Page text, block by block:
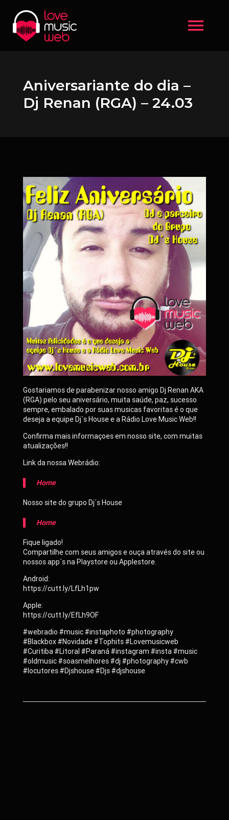
menu
Aniversariante do dia –
Dj Renan (RGA) – 24.03
Gostariamos de parabenizar nosso amigo Dj Renan AKA
(RGA) pelo seu aniversário, muita saúde, paz, sucesso
sempre, embalado por suas musicas favoritas é o que
deseja a equipe Dj´s House e a Rádio Love Music Web!!
Confirma mais informaçoes em nosso site, com muitas
atualizações!!
Link da nossa Webrádio:
Home
Nosso site do grupo Dj´s House
Home
Fique ligado!
Compartilhe com seus amigos e ouça através do site ou
nossos app´s na Playstore ou Applestore.
Android:
https://cutt.ly/LfLh1pw
Apple:
https://cutt.ly/EfLh9OF
#webradio #music #instaphoto #photography
#Blackbox #Novidade #Tophits #Lovemusicweb
#Curitiba #Litoral #Paraná #instagram #insta #music
#oldmusic #soasmelhores #dj #photography #cwb
#locutores #Djshouse #Djs #djshouse